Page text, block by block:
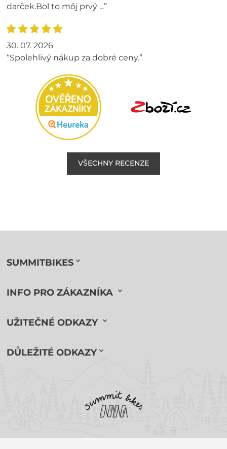
darček.Bol to môj prvý ...”
30. 07. 2026
“Spolehlivý nákup za dobré ceny.”
VŠECHNY RECENZE
SUMMITBIKES
INFO PRO ZÁKAZNÍKA
UŽITEČNÉ ODKAZY
DŮLEŽITÉ ODKAZY